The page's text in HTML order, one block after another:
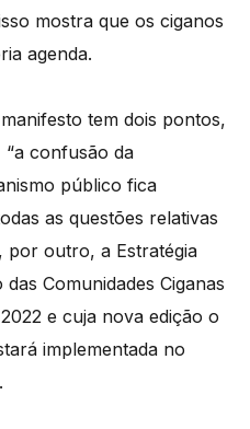
mostra que os ciganos
agenda.
tem dois pontos,
confusão da
público fica
as questões relativas
por outro, a Estratégia
Comunidades Ciganas
e cuja nova edição o
implementada no